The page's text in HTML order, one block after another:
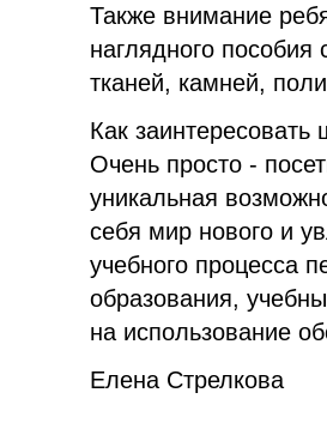
Также внимание
наглядного
тканей, камней,
Как
Очень просто -
уникальная
себя мир нового и
учебного процесса
образования,
на использование
Елена Стрелкова